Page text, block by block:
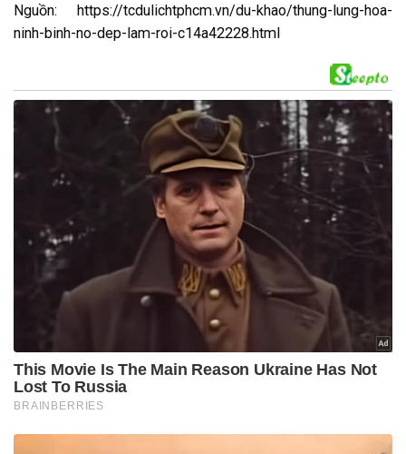
Nguồn: https://tcdulichtphcm.vn/du-khao/thung-lung-hoa-
ninh-binh-no-dep-lam-roi-c14a42228.html